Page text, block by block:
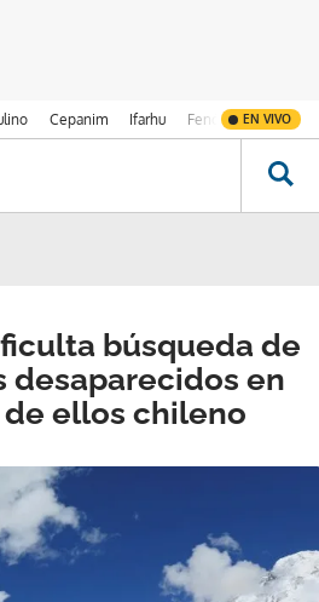
Cepanim Ifarhu Fenómeno de El
EN VIVO
búsqueda de
desaparecidos en
de ellos chileno